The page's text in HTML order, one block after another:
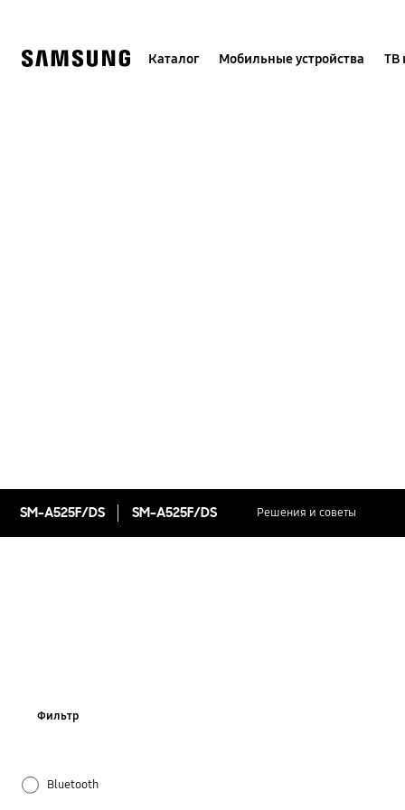
Каталог Мобильные устройства ТВ
SM-A525F/DS SM-A525F/DS Решения и советы
Фильтр
Bluetooth